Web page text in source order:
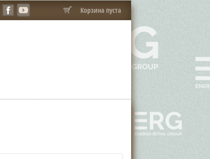
Корзина пуста